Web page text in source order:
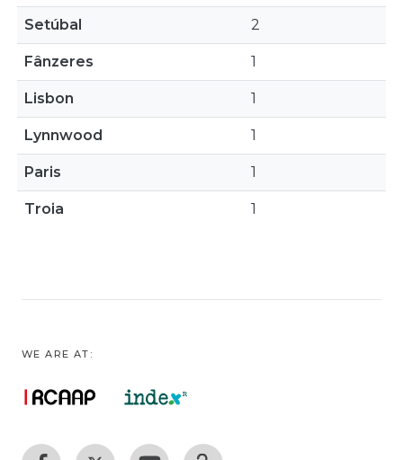
Setúbal 2
Fânzeres 1
Lisbon 1
Lynnwood 1
Paris 1
Troia 1
WE ARE AT: